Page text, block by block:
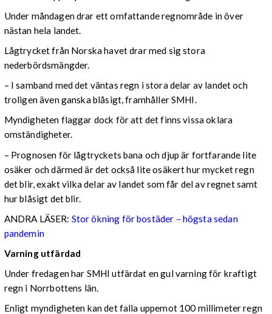
Under måndagen drar ett omfattande regnområde in över
nästan hela landet.
Lågtrycket från Norska havet drar med sig stora
nederbördsmängder.
– I samband med det väntas regn i stora delar av landet och
troligen även ganska blåsigt, framhåller SMHI.
Myndigheten flaggar dock för att det finns vissa oklara
omständigheter.
– Prognosen för lågtryckets bana och djup är fortfarande lite
osäker och därmed är det också lite osäkert hur mycket regn
det blir, exakt vilka delar av landet som får del av regnet samt
hur blåsigt det blir.
ANDRA LÄSER: Stor ökning för bostäder – högsta sedan
pandemin
Varning utfärdad
Under fredagen har SMHI utfärdat en gul varning för kraftigt
regn i Norrbottens län.
Enligt myndigheten kan det falla uppemot 100 millimeter regn